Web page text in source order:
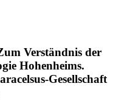
Verständnis der
Hohenheims.
Gesellschaft